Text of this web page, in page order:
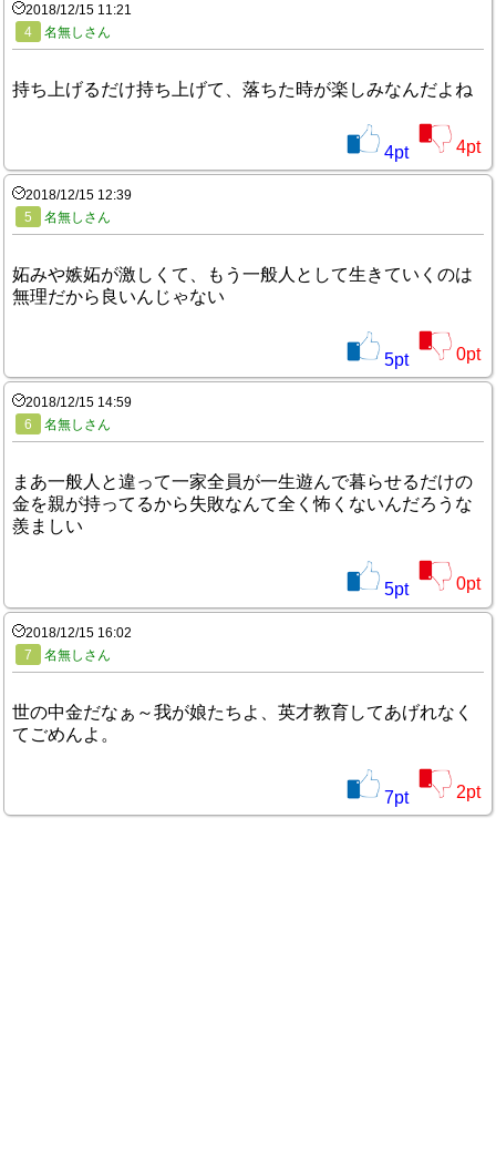
2018/12/15 11:21
4
名無しさん
持ち上げるだけ持ち上げて、落ちた時が楽しみなんだよね
4pt 4pt
2018/12/15 12:39
5
名無しさん
妬みや嫉妬が激しくて、もう一般人として生きていくのは
無理だから良いんじゃない
5pt 0pt
2018/12/15 14:59
6
名無しさん
まあ一般人と違って一家全員が一生遊んで暮らせるだけの
金を親が持ってるから失敗なんて全く怖くないんだろうな
羨ましい
5pt 0pt
2018/12/15 16:02
7
名無しさん
世の中金だなぁ～我が娘たちよ、英才教育してあげれなく
てごめんよ。
7pt 2pt